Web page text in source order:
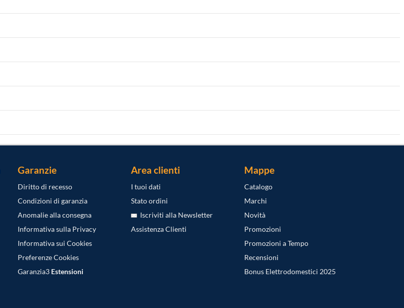
Garanzie
Diritto di recesso
Condizioni di garanzia
Anomalie alla consegna
Informativa sulla Privacy
Informativa sui Cookies
Preferenze Cookies
Garanzia3 Estensioni
Area clienti
I tuoi dati
Stato ordini
Iscriviti alla Newsletter
Assistenza Clienti
Mappe
Catalogo
Marchi
Novità
Promozioni
Promozioni a Tempo
Recensioni
Bonus Elettrodomestici 2025